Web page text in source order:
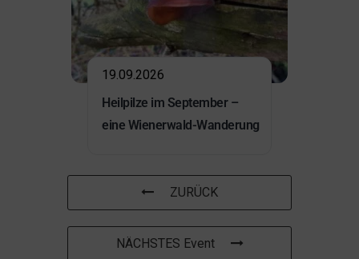
19.09.2026
Heilpilze im September –
eine Wienerwald-Wanderung
ZURÜCK
NÄCHSTES Event